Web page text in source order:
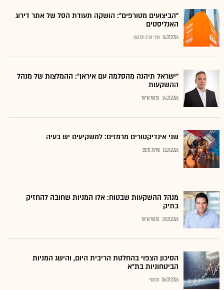
"הביצועים מטורפים": הושקה תעודת הסל של אתר דירוג
האנליסטים
14.07.2026 שירי חביב-ולדהורן
"ישראל תיהנה מהסלמה עם איראן": ההמלצות של מנהל
ההשקעות
14.07.2026 נתנאל אריאל
שני אינדיקטורים מרמזים: למשקיעים יש בעיה
11.07.2026 שירות גלובס
מנהל ההשקעות שבטוח: אלו המניות שחובה להחזיק
בתיק
07.07.2026 נתנאל אריאל
הסיכון הצפוי בהחלטת הריבית היום, והישג המניות
הביטחוניות בת"א
06.07.2026 רם מורי